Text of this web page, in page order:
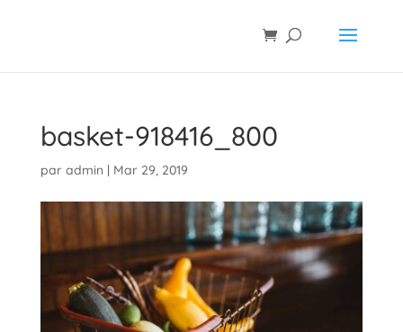
basket-918416_800
par admin | Mar 29, 2019